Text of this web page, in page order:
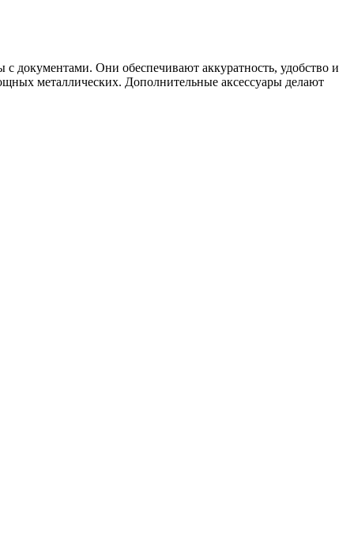
Они обеспечивают аккуратность, удобство и
металлических. Дополнительные аксессуары делают